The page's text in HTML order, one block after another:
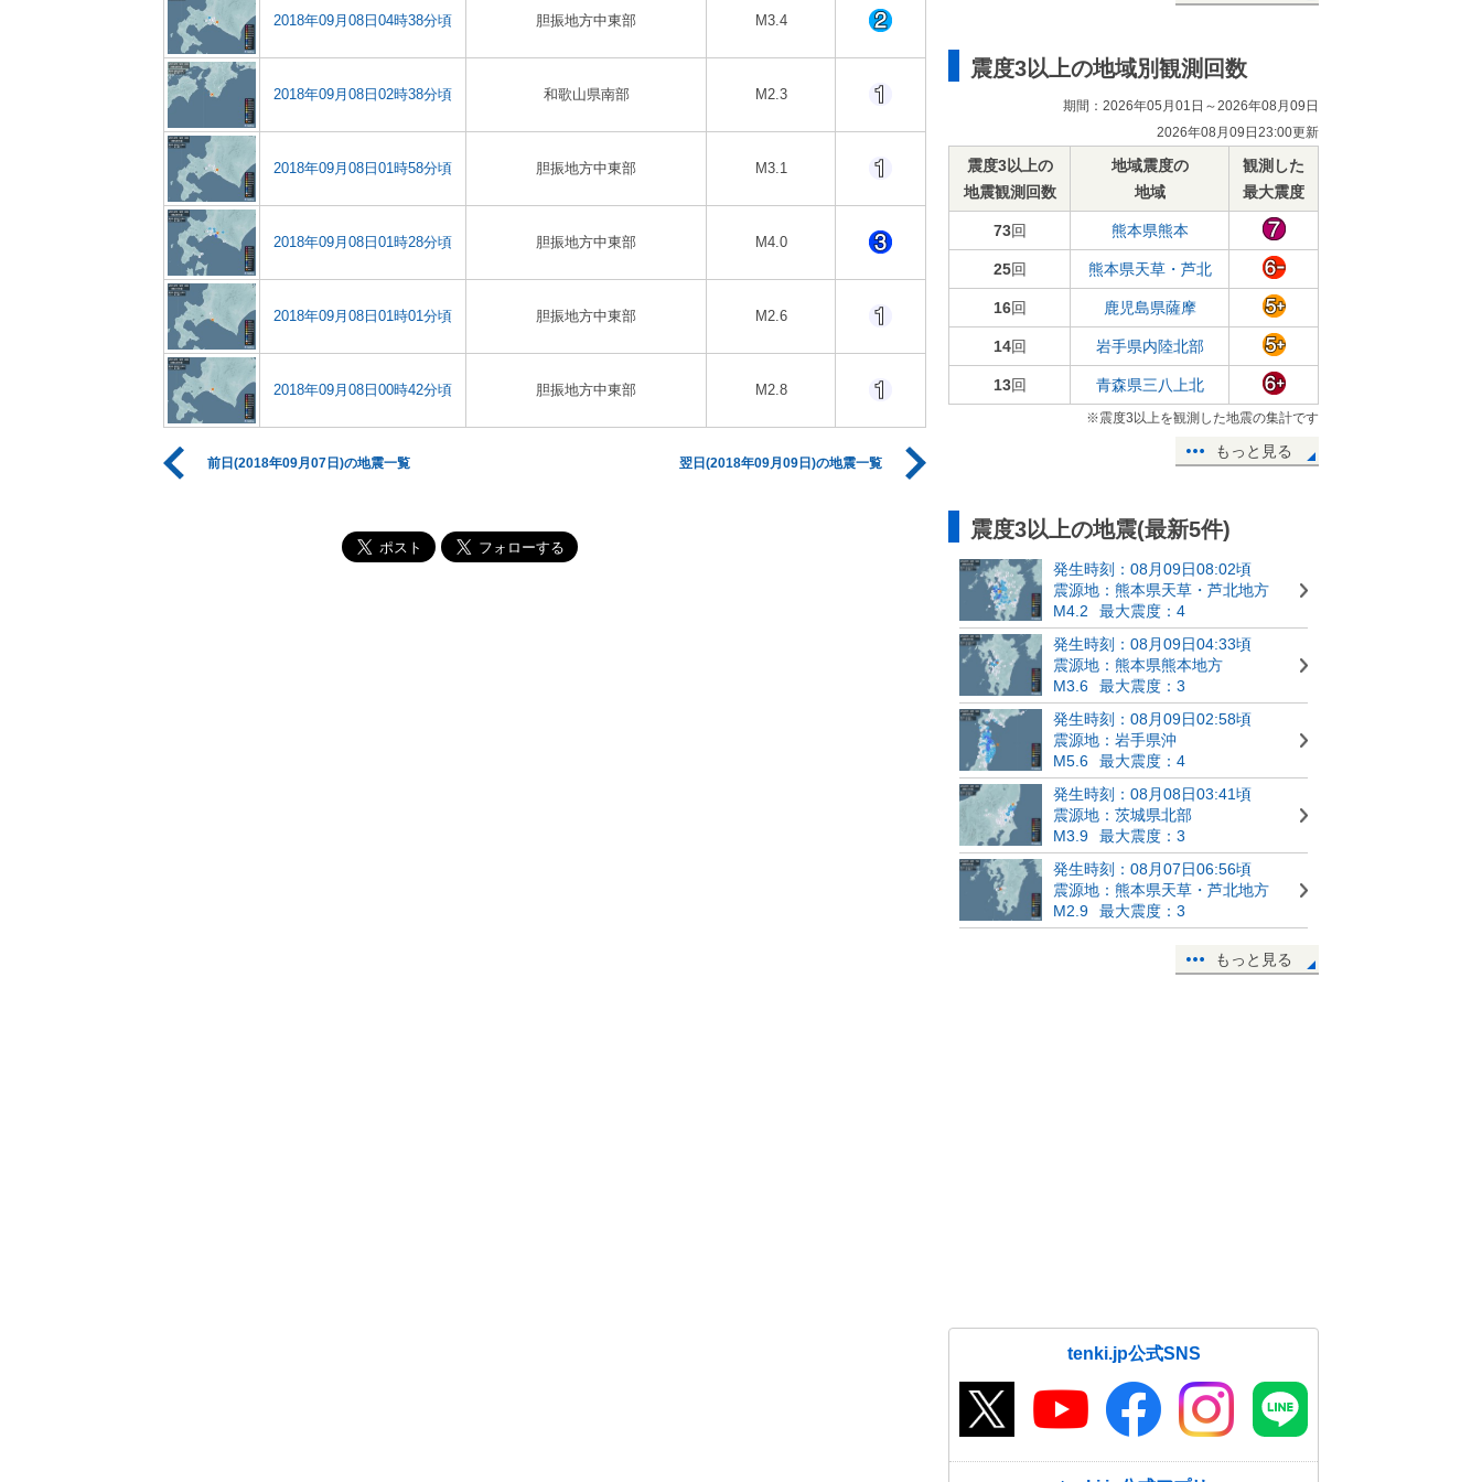
2018年09月08日04時38分頃 胆振地方中東部 M3.4
2018年09月08日02時38分頃 和歌山県南部 M2.3
2018年09月08日01時58分頃 胆振地方中東部 M3.1
2018年09月08日01時28分頃 胆振地方中東部 M4.0
2018年09月08日01時01分頃 胆振地方中東部 M2.6
2018年09月08日00時42分頃 胆振地方中東部 M2.8
前日(2018年09月07日)の地震一覧 翌日(2018年09月09日)の地震一覧
震度3以上の地域別観測回数
期間：2026年05月01日～2026年08月09日
2026年08月09日23:00更新
震度3以上の
地震観測回数
地域震度の
地域
観測した
最大震度
73回 熊本県熊本
25回 熊本県天草・芦北
16回 鹿児島県薩摩
14回 岩手県内陸北部
13回 青森県三八上北
※震度3以上を観測した地震の集計です
もっと見る
震度3以上の地震(最新5件)
発生時刻：08月09日08:02頃
震源地：熊本県天草・芦北地方
M4.2
最大震度：4
発生時刻：08月09日04:33頃
震源地：熊本県熊本地方
M3.6
最大震度：3
発生時刻：08月09日02:58頃
震源地：岩手県沖
M5.6
最大震度：4
発生時刻：08月08日03:41頃
震源地：茨城県北部
M3.9
最大震度：3
発生時刻：08月07日06:56頃
震源地：熊本県天草・芦北地方
M2.9
最大震度：3
もっと見る
tenki.jp公式SNS